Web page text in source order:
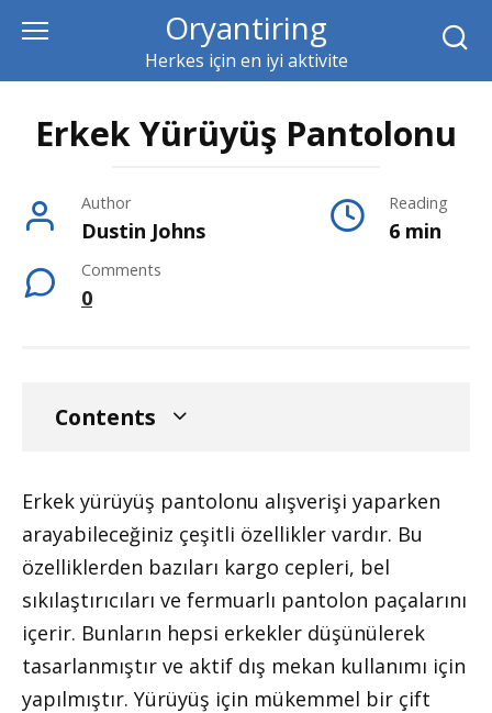
content
Oryantiring
Herkes için en iyi aktivite
Erkek Yürüyüş Pantolonu
Author
Dustin Johns
Reading
6 min
Comments
0
Contents
Erkek yürüyüş pantolonu alışverişi yaparken
arayabileceğiniz çeşitli özellikler vardır. Bu
özelliklerden bazıları kargo cepleri, bel
sıkılaştırıcıları ve fermuarlı pantolon paçalarını
içerir. Bunların hepsi erkekler düşünülerek
tasarlanmıştır ve aktif dış mekan kullanımı için
yapılmıştır. Yürüyüş için mükemmel bir çift